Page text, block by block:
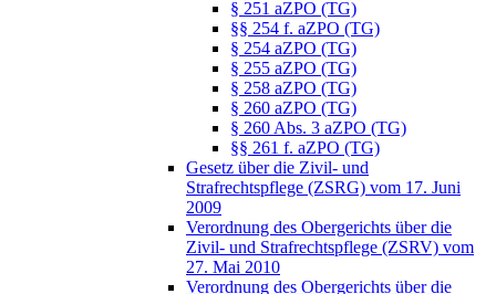
§ 251 aZPO (TG)
§§ 254 f. aZPO (TG)
§ 254 aZPO (TG)
§ 255 aZPO (TG)
§ 258 aZPO (TG)
§ 260 aZPO (TG)
§ 260 Abs. 3 aZPO (TG)
§§ 261 f. aZPO (TG)
Gesetz über die Zivil- und
Strafrechtspflege (ZSRG) vom 17. Juni
2009
Verordnung des Obergerichts über die
Zivil- und Strafrechtspflege (ZSRV) vom
27. Mai 2010
Verordnung des Obergerichts über die